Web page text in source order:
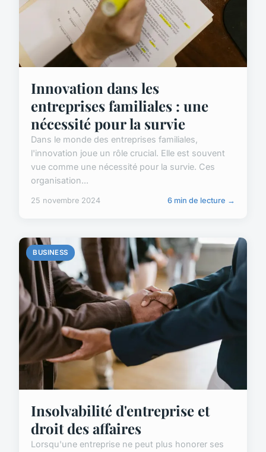
Innovation dans les
entreprises familiales : une
nécessité pour la survie
Dans le monde des entreprises familiales,
l'innovation joue un rôle crucial. Elle est souvent
vue comme une nécessité pour la survie. Ces
organisation...
25 novembre 2024 6 min de lecture →
BUSINESS
Insolvabilité d'entreprise et
droit des affaires
Lorsqu'une entreprise ne peut plus honorer ses